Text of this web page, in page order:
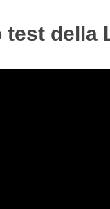
test della